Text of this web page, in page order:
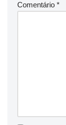
Comentário *